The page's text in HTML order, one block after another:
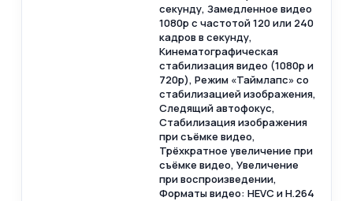
секунду, Замедленное видео
1080р с частотой 120 или 240
кадров в секунду,
Кинематографическая
стабилизация видео (1080p и
720p), Режим «Таймлапс» со
стабилизацией изображения,
Следящий автофокус,
Стабилизация изображения
при съёмке видео,
Трёхкратное увеличение при
съёмке видео, Увеличение
при воспроизведении,
Форматы видео: HEVC и H.264